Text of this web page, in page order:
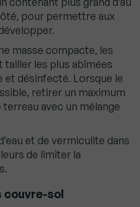
pour permettre aux
masse compacte, les
les plus abîmées
et désinfecté. Lorsque le
retirer un maximum
avec un mélange
et de vermiculite dans
de limiter la
couvre-sol